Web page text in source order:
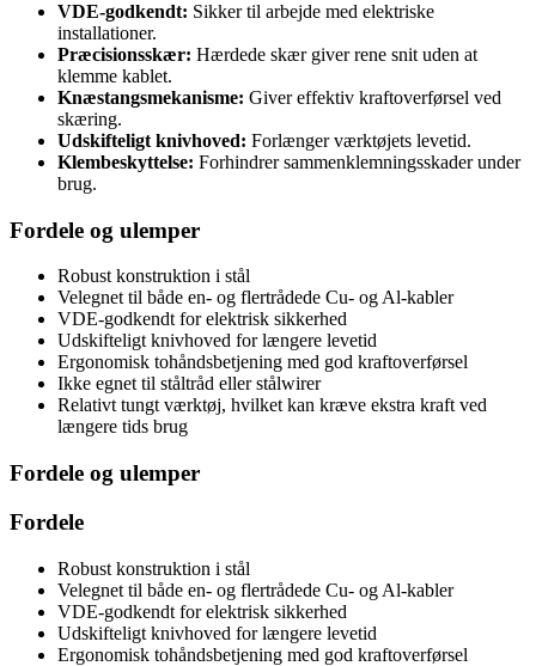
VDE-godkendt: Sikker til arbejde med elektriske
installationer.
Præcisionsskær: Hærdede skær giver rene snit uden at
klemme kablet.
Knæstangsmekanisme: Giver effektiv kraftoverførsel ved
skæring.
Udskifteligt knivhoved: Forlænger værktøjets levetid.
Klembeskyttelse: Forhindrer sammenklemningsskader under
brug.
Fordele og ulemper
Robust konstruktion i stål
Velegnet til både en- og flertrådede Cu- og Al-kabler
VDE-godkendt for elektrisk sikkerhed
Udskifteligt knivhoved for længere levetid
Ergonomisk tohåndsbetjening med god kraftoverførsel
Ikke egnet til ståltråd eller stålwirer
Relativt tungt værktøj, hvilket kan kræve ekstra kraft ved
længere tids brug
Fordele og ulemper
Fordele
Robust konstruktion i stål
Velegnet til både en- og flertrådede Cu- og Al-kabler
VDE-godkendt for elektrisk sikkerhed
Udskifteligt knivhoved for længere levetid
Ergonomisk tohåndsbetjening med god kraftoverførsel